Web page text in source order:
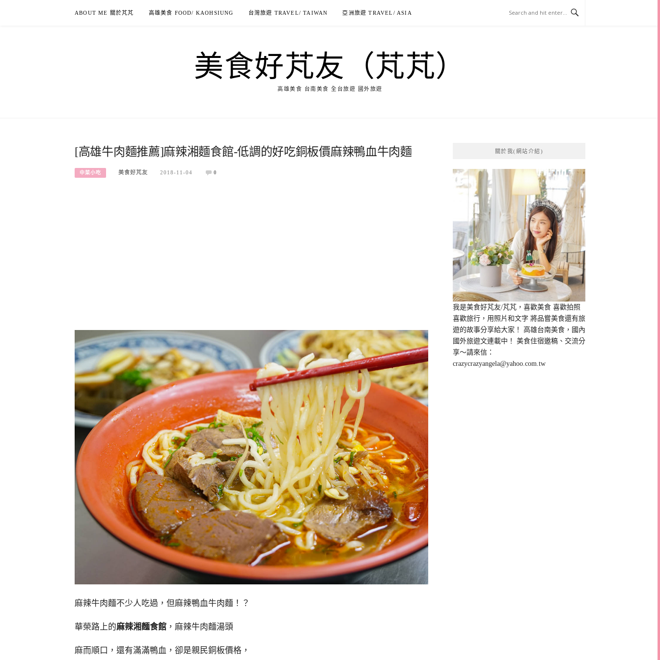
ABOUT ME 關於芃芃 高雄美食 FOOD/ KAOHSIUNG 台灣旅遊 TRAVEL/ TAIWAN 亞洲旅遊 TRAVEL/ ASIA
美食好芃友（芃芃）
高雄美食 台南美食 全台旅遊 國外旅遊
[高雄牛肉麵推薦]麻辣湘麵食館-低調的好吃銅板價麻辣鴨血牛肉麵
中菜小吃 美食好芃友 2018-11-04 0
麻辣牛肉麵不少人吃過，但麻辣鴨血牛肉麵！？
華榮路上的麻辣湘麵食館 ，麻辣牛肉麵湯頭
麻而順口，還有滿滿鴨血，卻是親民銅板價格，
關於我(網站介紹)
我是美食好芃友/芃芃，喜歡美食 喜歡拍照
喜歡旅行，用照片和文字 將品嘗美食還有旅
遊的故事分享給大家！ 高雄台南美食，國內
國外旅遊文連載中！ 美食住宿邀稿、交流分
享～請來信：
crazycrazyangela@yahoo.com.tw